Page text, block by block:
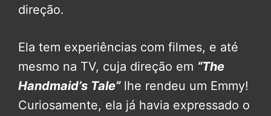
direção.
Ela tem experiências com filmes, e até
mesmo na TV, cuja direção em “The
Handmaid’s Tale”lhe rendeu um Emmy!
Curiosamente, ela já havia expressado o